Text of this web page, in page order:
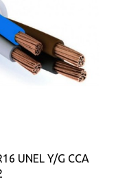
UNEL Y/G CCA